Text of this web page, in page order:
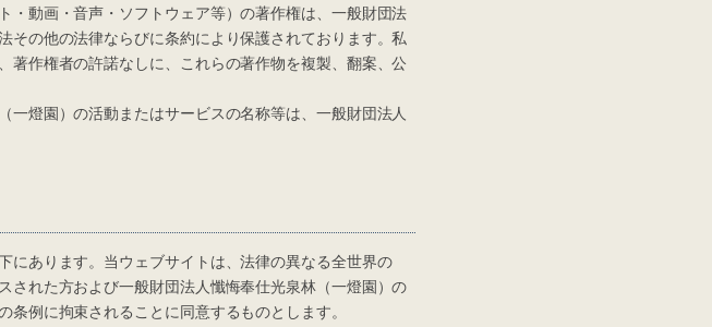
動画・音声・ソフトウェア等）の著作権は、一般財団法
その他の法律ならびに条約により保護されております。私
著作権者の許諾なしに、これらの著作物を複製、翻案、公
燈園）の活動またはサービスの名称等は、一般財団法人
あります。当ウェブサイトは、法律の異なる全世界の
された方および一般財団法人懺悔奉仕光泉林（一燈園）の
例に拘束されることに同意するものとします。